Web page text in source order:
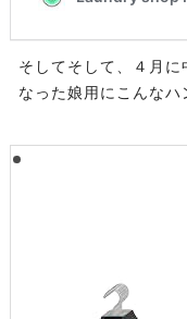
そしてそして、４月
なった娘用にこんなハ